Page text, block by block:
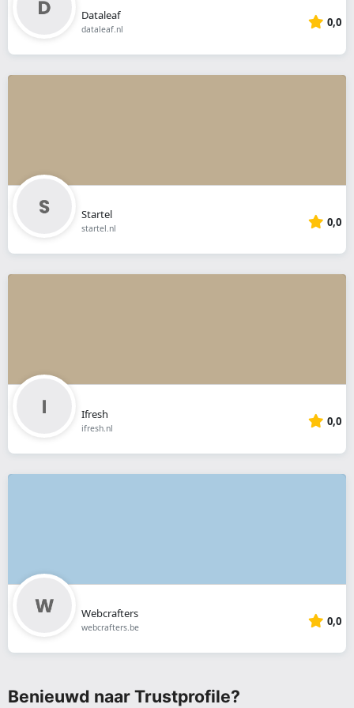
Dataleaf
dataleaf.nl 0,0
Startel
startel.nl 0,0
Ifresh
ifresh.nl 0,0
Webcrafters
webcrafters.be 0,0
Benieuwd naar Trustprofile?